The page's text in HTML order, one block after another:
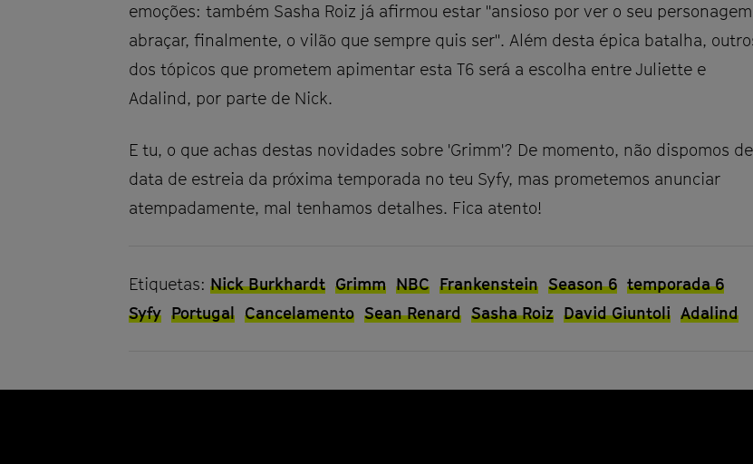
emoções: também Sasha Roiz já afirmou estar "ansioso por ver o seu personagem
abraçar, finalmente, o vilão que sempre quis ser". Além desta épica batalha,
dos tópicos que prometem apimentar esta T6 será a escolha entre Juliette e
Adalind, por parte de Nick.
E tu, o que achas destas novidades sobre 'Grimm'? De momento, não dispomos de
data de estreia da próxima temporada no teu Syfy, mas prometemos anunciar
atempadamente, mal tenhamos detalhes. Fica atento!
Etiquetas: Nick Burkhardt Grimm NBC Frankenstein Season 6 temporada 6
Syfy Portugal Cancelamento Sean Renard Sasha Roiz David Giuntoli Adalind